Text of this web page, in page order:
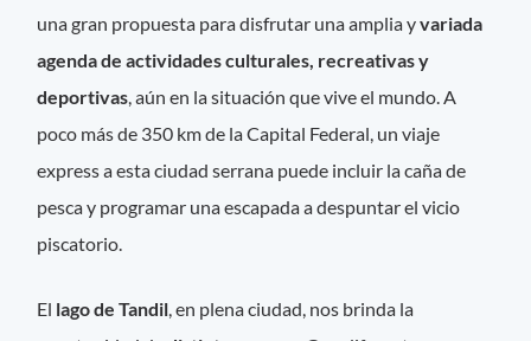
una gran propuesta para disfrutar una amplia yvariada
agenda de actividades culturales, recreativas y
deportivas, aún en la situación que vive el mundo. A
poco más de 350 km de la Capital Federal, un viaje
express a esta ciudad serrana puede incluir la caña de
pesca y programar una escapada a despuntar el vicio
piscatorio.
El lago de Tandil, en plena ciudad, nos brinda la